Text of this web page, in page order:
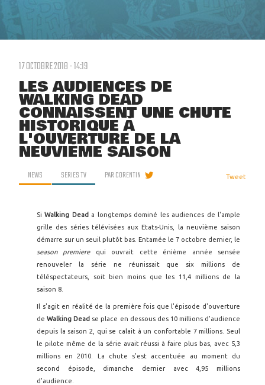
17 OCTOBRE 2018 - 14:19
LES AUDIENCES DE
WALKING DEAD
CONNAISSENT UNE CHUTE
HISTORIQUE À
L'OUVERTURE DE LA
NEUVIÈME SAISON
NEWS SERIES TV PARCORENTIN Tweet
SiWalking Dead a longtemps dominé les audiences de l'ample
grille des séries télévisées aux Etats-Unis, la neuvième saison
démarre sur un seuil plutôt bas. Entamée le 7 octobre dernier, le
season premierequi ouvrait cette énième année sensée
renouveler la série ne réunissait que six millions de
téléspectateurs, soit bien moins que les 11,4 millions de la
saison 8.
Il s'agit en réalité de la première fois que l'épisode d'ouverture
deWalking Dead se place en dessous des 10 millions d'audience
depuis la saison 2, qui se calait à un confortable 7 millions. Seul
le pilote même de la série avait réussi à faire plus bas, avec 5,3
millions en 2010. La chute s'est accentuée au moment du
second épisode, dimanche dernier avec 4,95 millions
d'audience.